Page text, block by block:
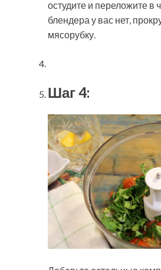
остудите и переложите в
блендера у вас нет,
мясорубку.
Шаг 4: